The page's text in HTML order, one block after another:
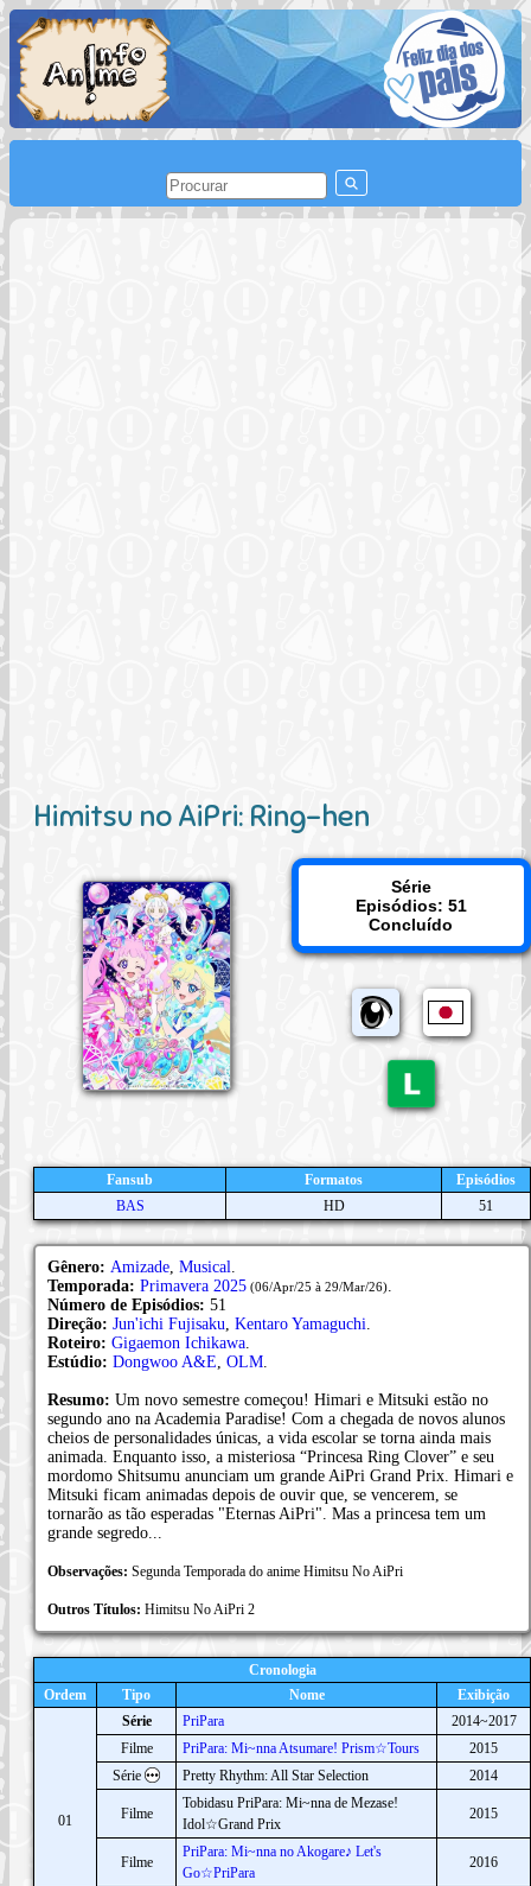
Himitsu no AiPri: Ring-hen
Série
Episódios: 51
Concluído
Fansub Formatos
Episódios
BAS
HD 51
Gênero: Amizade Musical
Temporada: Primavera 2025 (06/Apr/25 à 29/Mar/26)
Número de Episódios: 51
Direção: Jun'ichi Fujisaku Kentaro Yamaguchi
Roteiro: Gigaemon Ichikawa
Estúdio: Dongwoo A&E OLM
Resumo: Um novo semestre começou! Himari e Mitsuki estão no
segundo ano na Academia Paradise! Com a chegada de novos alunos
cheios de personalidades únicas, a vida escolar se torna ainda mais
animada. Enquanto isso, a misteriosa “Princesa Ring Clover” e seu
mordomo Shitsumu anunciam um grande AiPri Grand Prix. Himari e
Mitsuki ficam animadas depois de ouvir que, se vencerem, se
tornarão as tão esperadas "Eternas AiPri". Mas a princesa tem um
grande segredo...
Observações: Segunda Temporada do anime Himitsu No AiPri
Outros Títulos: Himitsu No AiPri 2
Cronologia
Ordem
Tipo Nome Exibição
01
Série PriPara
2014~2017
Filme
PriPara: Mi~nna Atsumare! Prism☆Tours
2015
Série
Pretty Rhythm: All Star Selection 2014
Filme
Tobidasu PriPara: Mi~nna de Mezase!
Idol☆Grand Prix
2015
Filme
PriPara: Mi~nna no Akogare♪ Let's
Go☆PriPara
2016